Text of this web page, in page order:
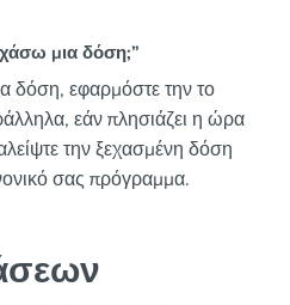
μια δόση;”
δόση, εφαρμόστε την το
εάν πλησιάζει η ώρα
την ξεχασμένη δόση
σας πρόγραμμα.